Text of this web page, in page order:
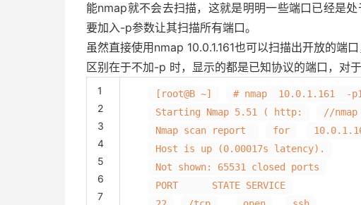
能nmap就不会去扫描，这就是明明一些端口已经是
要加入-p参数让其扫描所有端口。
虽然直接使用nmap 10.0.1.161也可以扫描出开放的端
区别在于不加-p 时，显示的都是已知协议的端口，对
1
2
3
4
5
6
7
[root@B ~]
# nmap 10.0.1.161 -
Starting Nmap 5.51 ( http:
//nmap
Nmap scan report
for
Host is up (0.00017s latency).
Not shown: 65531 closed ports
PORT STATE SERVICE